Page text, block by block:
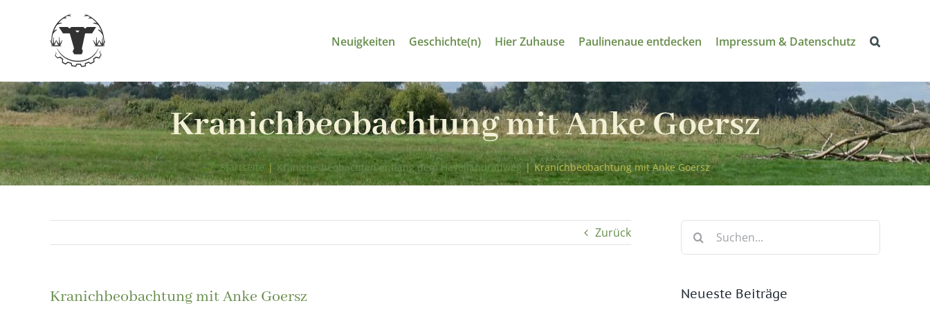
Neuigkeiten Geschichte(n) Hier Zuhause Paulinenaue entdecken Impressum & Datenschutz
Kranichbeobachtung mit Anke Goersz
Startseite | Kraniche beobachten entlang dem Havellandradweg | Kranichbeobachtung mit Anke Goersz
Zurück
Kranichbeobachtung mit Anke Goersz
Suche
Neueste Beiträge